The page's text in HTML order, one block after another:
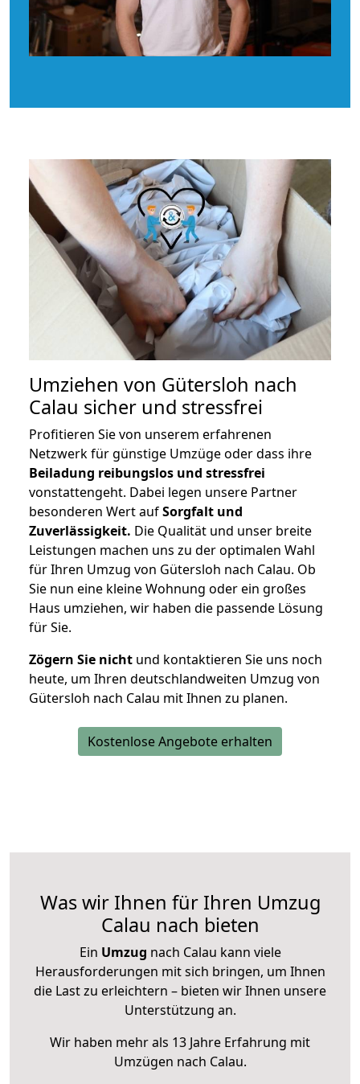
Umziehen von Gütersloh nach
Calau sicher und stressfrei
Profitieren Sie von unserem erfahrenen
Netzwerk für günstige Umzüge oder dass ihre
Beiladung reibungslos und stressfrei
vonstattengeht. Dabei legen unsere Partner
besonderen Wert aufSorgfalt und
Zuverlässigkeit. Die Qualität und unser breite
Leistungen machen uns zu der optimalen Wahl
für Ihren Umzug von Gütersloh nach Calau. Ob
Sie nun eine kleine Wohnung oder ein großes
Haus umziehen, wir haben die passende Lösung
für Sie.
Zögern Sie nicht und kontaktieren Sie uns noch
heute, um Ihren deutschlandweiten Umzug von
Gütersloh nach Calau mit Ihnen zu planen.
Kostenlose Angebote erhalten
Was wir Ihnen für Ihren Umzug
Calau nach bieten
Ein Umzug nach Calau kann viele
Herausforderungen mit sich bringen, um Ihnen
die Last zu erleichtern – bieten wir Ihnen unsere
Unterstützung an.
Wir haben mehr als 13 Jahre Erfahrung mit
Umzügen nach Calau.